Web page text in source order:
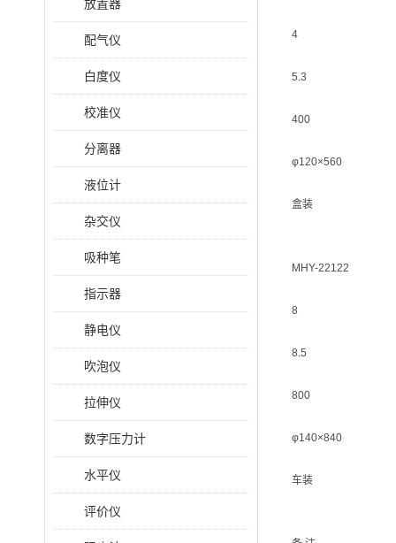
放置器
配气仪
白度仪
校准仪
分离器
液位计
杂交仪
吸种笔
指示器
静电仪
吹泡仪
拉伸仪
数字压力计
水平仪
评价仪
4
5.3
400
φ120×560
盒装
MHY-22122
8
8.5
800
φ140×840
车装